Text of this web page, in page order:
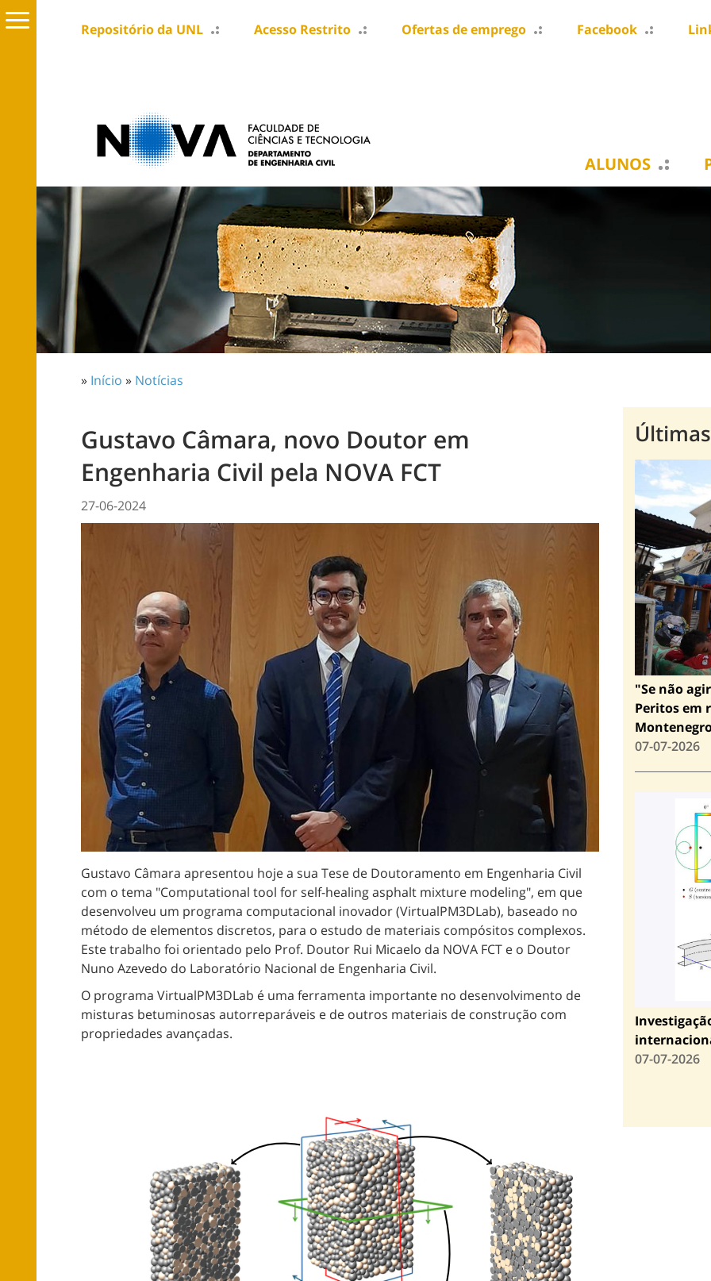
Repositório da UNL Acesso Restrito Ofertas de emprego Facebook
ALUNOS
» Início » Notícias
Gustavo Câmara, novo Doutor em
Engenharia Civil pela NOVA FCT
27-06-2024
Gustavo Câmara apresentou hoje a sua Tese de Doutoramento em Engenharia Civil
com o tema "Computational tool for self-healing asphalt mixture modeling", em que
desenvolveu um programa computacional inovador (VirtualPM3DLab), baseado no
método de elementos discretos, para o estudo de materiais compósitos complexos.
Este trabalho foi orientado pelo Prof. Doutor Rui Micaelo da NOVA FCT e o Doutor
Nuno Azevedo do Laboratório Nacional de Engenharia Civil.
O programa VirtualPM3DLab é uma ferramenta importante no desenvolvimento de
misturas betuminosas autorreparáveis e de outros materiais de construção com
propriedades avançadas.
"Se não
Peritos em
07-07-2026
07-07-2026